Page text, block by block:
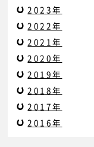
2023年
2022年
2021年
2020年
2019年
2018年
2017年
2016年